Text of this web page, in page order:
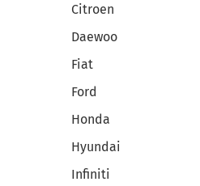
Citroen
Daewoo
Fiat
Ford
Honda
Hyundai
Infiniti